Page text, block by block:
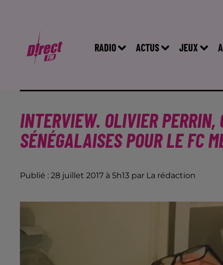
RADIO ACTUS JEUX
INTERVIEW. OLIVIER
SÉNÉGALAISES POUR LE FC
Publié : 28 juillet 2017 à 5h13 par La rédaction